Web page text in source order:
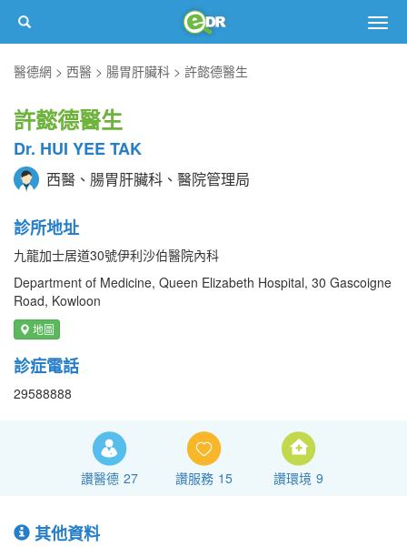
醫德網
西醫 腸胃肝臟科 許懿德醫生
許懿德醫生
Dr. HUI YEE TAK
西醫、腸胃肝臟科、醫院管理局
診所地址
九龍加士居道30號伊利沙伯醫院內科
Department of Medicine, Queen Elizabeth Hospital, 30 Gascoigne
Road, Kowloon
地圖
診症電話
29588888
讚醫德 27 讚服務 15 讚環境 9
其他資料